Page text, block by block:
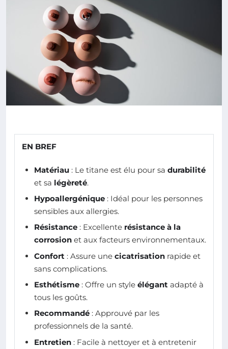
EN BREF
Matériau : Le titane est élu pour sa durabilité
et sa légèreté.
Hypoallergénique : Idéal pour les personnes
sensibles aux allergies.
Résistance : Excellente résistance à la
corrosion et aux facteurs environnementaux.
Confort : Assure une cicatrisation rapide et
sans complications.
Esthétisme : Offre un style élégant adapté à
tous les goûts.
Recommandé : Approuvé par les
professionnels de la santé.
Entretien : Facile à nettoyer et à entretenir